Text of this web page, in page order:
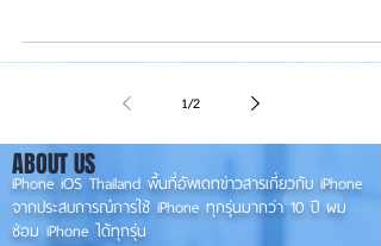
1/2
iPhone iOS Thailand พื้นที่อัพเดทข่าวสารเกี่ยวกับ iPhone
จากประสบการณ์การใช้ iPhone ทุกรุ่นมากว่า 10 ปี ผม
ซ่อม iPhone ได้ทุกรุ่น
ABOUT US